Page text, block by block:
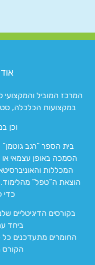
במקצועות הכלכלה,
וכן
בית הספר “רגב
הסמכה באופן עצמאי
המכללות
הוצאת ה”טפל”
כדי
בקורסים הדיגיטליים
ביחד
החומרים מתעדכנים
הקורס